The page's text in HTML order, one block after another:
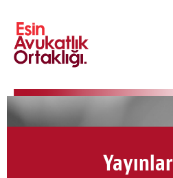
Yayınlar